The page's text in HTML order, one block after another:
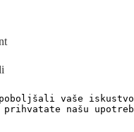
vaše
prihvatate našu